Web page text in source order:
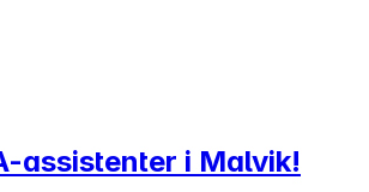
assistenter i Malvik!